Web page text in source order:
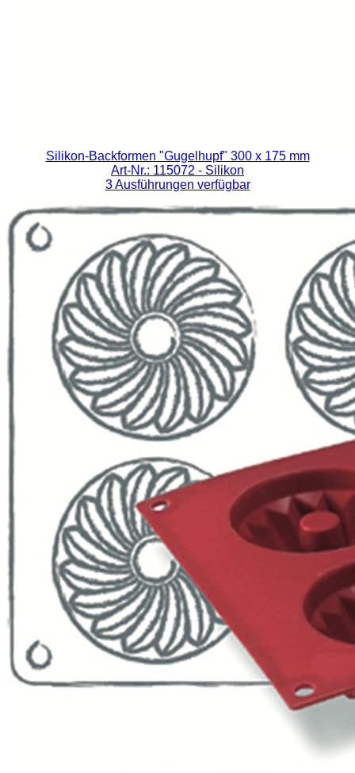
Silikon-Backformen "Gugelhupf" 300 x 175 mm
Art-Nr.: 115072 - Silikon
3 Ausführungen verfügbar